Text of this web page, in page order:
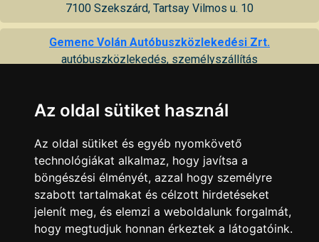
7100 Szekszárd, Tartsay Vilmos u. 10
Gemenc Volán Autóbuszközlekedési Zrt.
autóbuszközlekedés, személyszállítás
Hatszor öt taxi
7100 Szekszárd, Széchenyi u. 40
MÁV Vasútállomás
vasúti közlekedés, személy- és áruszállítás
7100 Szekszárd, Pollack Mihály u. 1
Az oldal sütiket használ
Az oldal sütiket és egyéb nyomkövető
technológiákat alkalmaz, hogy javítsa a
böngészési élményét, azzal hogy személyre
szabott tartalmakat és célzott hirdetéseket
jelenít meg, és elemzi a weboldalunk forgalmát,
hogy megtudjuk honnan érkeztek a látogatóink.